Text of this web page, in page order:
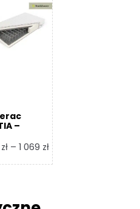
do
2
352 zł
–
zł – 1 069 złZakres
cen: